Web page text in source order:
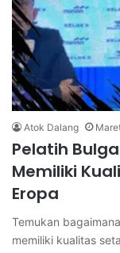
Atok Dalang
Pelatih
Memiliki
Eropa
Temukan
memiliki kualitas